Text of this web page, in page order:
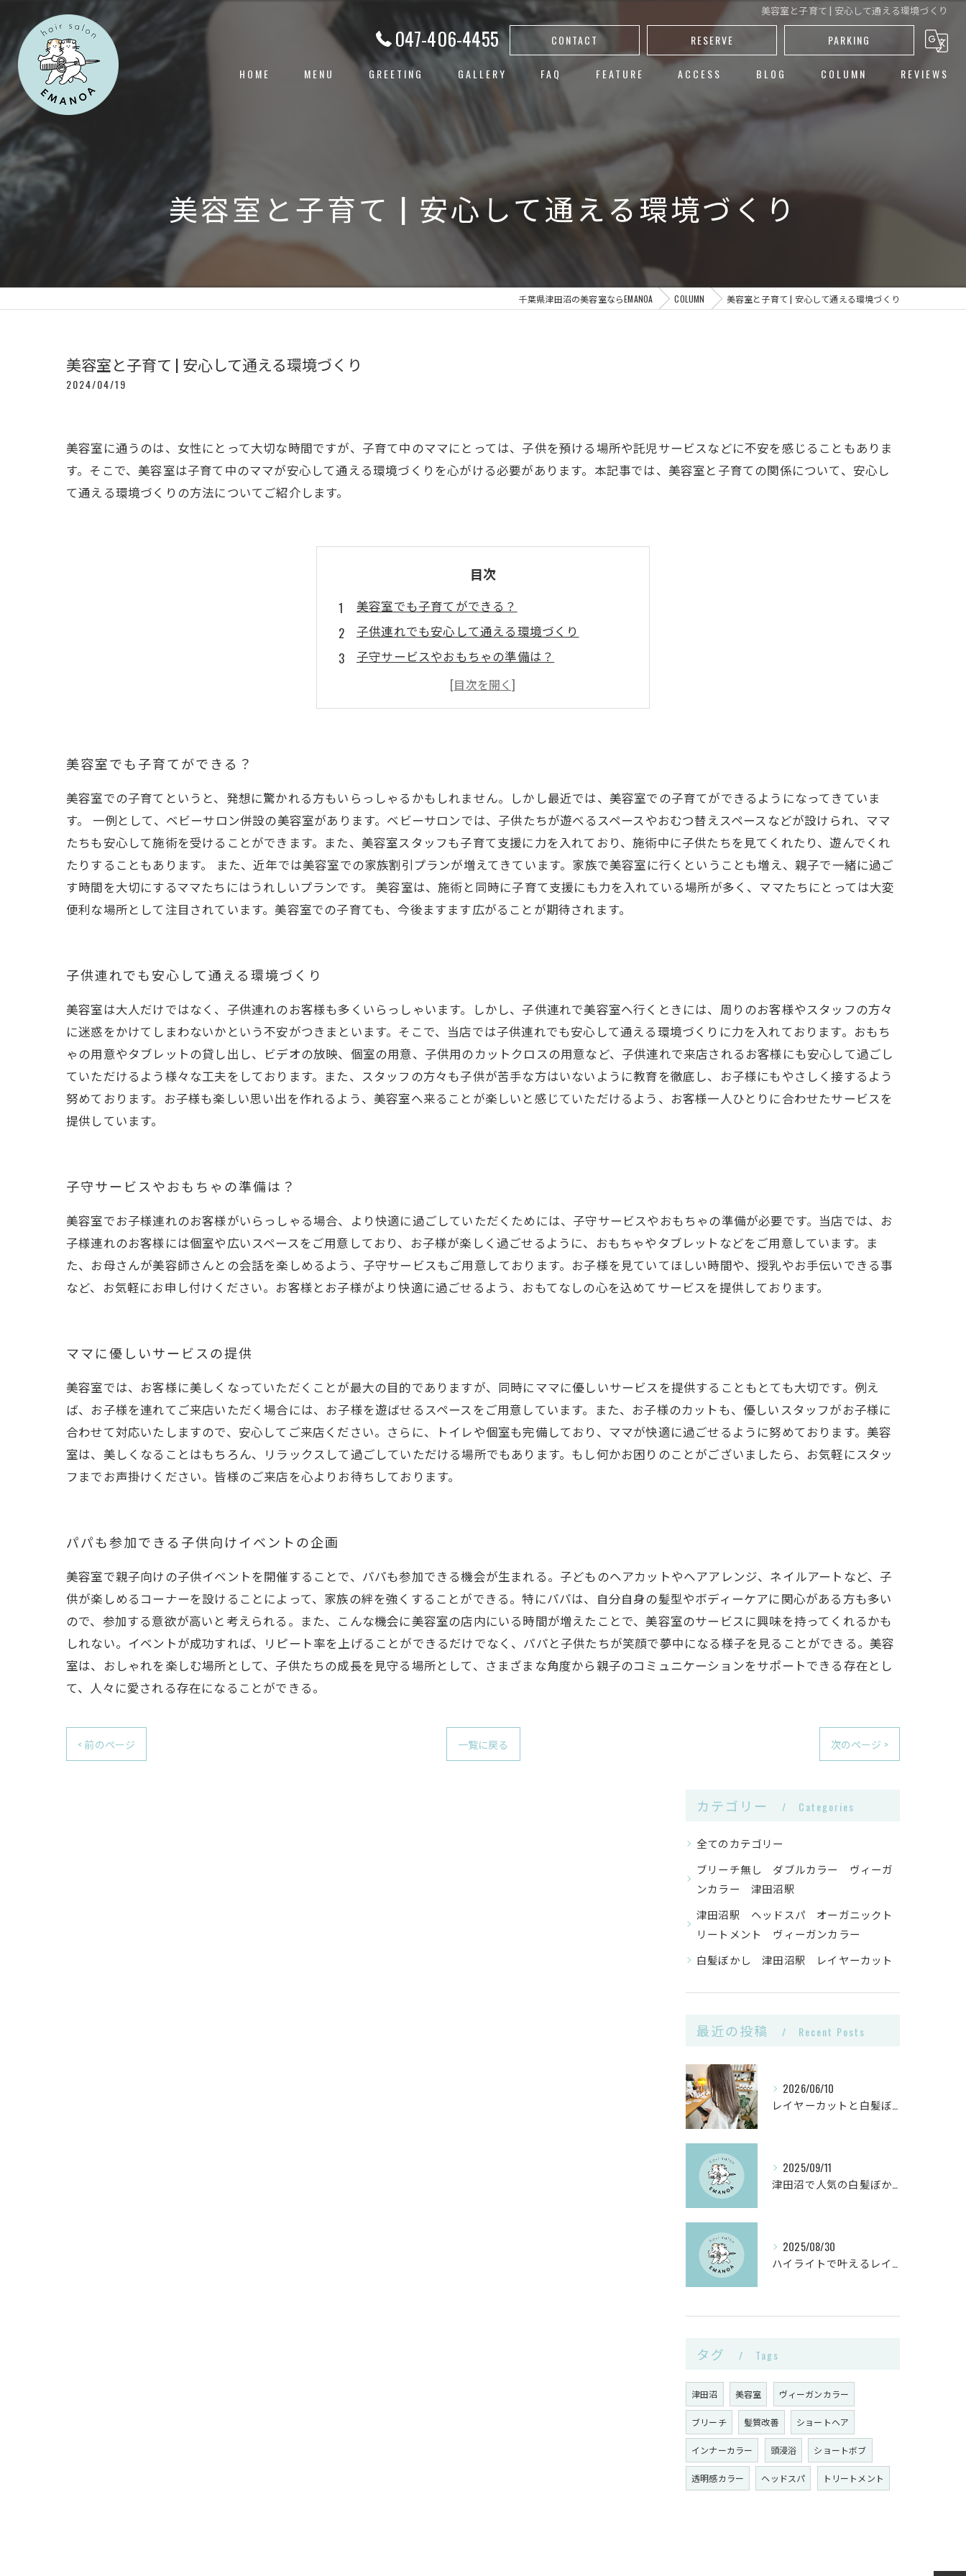
美容室と子育て | 安心して通える環境づくり
047-406-4455 CONTACT RESERVE PARKING
HOME MENU GREETING GALLERY FAQ FEATURE
ハイライト
ヘアカラー
レイヤーカット
ACCESS BLOG COLUMN REVIEWS
美容室と子育て | 安心して通える環境づくり
千葉県津田沼の美容室ならEMANOA COLUMN 美容室と子育て | 安心して通える環境づくり
美容室と子育て | 安心して通える環境づくり
2024/04/19
美容室に通うのは、女性にとって大切な時間ですが、子育て中のママにとっては、子供を預ける場所や託児サービスなどに不安を感じることもありま
す。そこで、美容室は子育て中のママが安心して通える環境づくりを心がける必要があります。本記事では、美容室と子育ての関係について、安心し
て通える環境づくりの方法についてご紹介します。
目次
美容室でも子育てができる？
子供連れでも安心して通える環境づくり
子守サービスやおもちゃの準備は？
ママに優しいサービスの提供
パパも参加できる子供向けイベントの企画
美容室でも子育てができる？
美容室での子育てというと、発想に驚かれる方もいらっしゃるかもしれません。しかし最近では、美容室での子育てができるようになってきていま
す。 一例として、ベビーサロン併設の美容室があります。ベビーサロンでは、子供たちが遊べるスペースやおむつ替えスペースなどが設けられ、ママ
たちも安心して施術を受けることができます。また、美容室スタッフも子育て支援に力を入れており、施術中に子供たちを見てくれたり、遊んでくれ
たりすることもあります。 また、近年では美容室での家族割引プランが増えてきています。家族で美容室に行くということも増え、親子で一緒に過ご
す時間を大切にするママたちにはうれしいプランです。 美容室は、施術と同時に子育て支援にも力を入れている場所が多く、ママたちにとっては大変
便利な場所として注目されています。美容室での子育ても、今後ますます広がることが期待されます。
子供連れでも安心して通える環境づくり
美容室は大人だけではなく、子供連れのお客様も多くいらっしゃいます。しかし、子供連れで美容室へ行くときには、周りのお客様やスタッフの方々
に迷惑をかけてしまわないかという不安がつきまといます。そこで、当店では子供連れでも安心して通える環境づくりに力を入れております。おもち
ゃの用意やタブレットの貸し出し、ビデオの放映、個室の用意、子供用のカットクロスの用意など、子供連れで来店されるお客様にも安心して過ごし
ていただけるよう様々な工夫をしております。また、スタッフの方々も子供が苦手な方はいないように教育を徹底し、お子様にもやさしく接するよう
努めております。お子様も楽しい思い出を作れるよう、美容室へ来ることが楽しいと感じていただけるよう、お客様一人ひとりに合わせたサービスを
提供しています。
子守サービスやおもちゃの準備は？
美容室でお子様連れのお客様がいらっしゃる場合、より快適に過ごしていただくためには、子守サービスやおもちゃの準備が必要です。当店では、お
子様連れのお客様には個室や広いスペースをご用意しており、お子様が楽しく過ごせるように、おもちゃやタブレットなどをご用意しています。ま
た、お母さんが美容師さんとの会話を楽しめるよう、子守サービスもご用意しております。お子様を見ていてほしい時間や、授乳やお手伝いできる事
など、お気軽にお申し付けください。お客様とお子様がより快適に過ごせるよう、おもてなしの心を込めてサービスを提供しております。
ママに優しいサービスの提供
美容室では、お客様に美しくなっていただくことが最大の目的でありますが、同時にママに優しいサービスを提供することもとても大切です。例え
ば、お子様を連れてご来店いただく場合には、お子様を遊ばせるスペースをご用意しています。また、お子様のカットも、優しいスタッフがお子様に
合わせて対応いたしますので、安心してご来店ください。さらに、トイレや個室も完備しており、ママが快適に過ごせるように努めております。美容
室は、美しくなることはもちろん、リラックスして過ごしていただける場所でもあります。もし何かお困りのことがございましたら、お気軽にスタッ
フまでお声掛けください。皆様のご来店を心よりお待ちしております。
パパも参加できる子供向けイベントの企画
美容室で親子向けの子供イベントを開催することで、パパも参加できる機会が生まれる。子どものヘアカットやヘアアレンジ、ネイルアートなど、子
供が楽しめるコーナーを設けることによって、家族の絆を強くすることができる。特にパパは、自分自身の髪型やボディーケアに関心がある方も多い
ので、参加する意欲が高いと考えられる。また、こんな機会に美容室の店内にいる時間が増えたことで、美容室のサービスに興味を持ってくれるかも
しれない。イベントが成功すれば、リピート率を上げることができるだけでなく、パパと子供たちが笑顔で夢中になる様子を見ることができる。美容
室は、おしゃれを楽しむ場所として、子供たちの成長を見守る場所として、さまざまな角度から親子のコミュニケーションをサポートできる存在とし
て、人々に愛される存在になることができる。
< 前のページ 一覧に戻る 次のページ >
カテゴリー Categories
全てのカテゴリー
ブリーチ無し ダブルカラー ヴィーガ
ンカラー 津田沼駅
津田沼駅 ヘッドスパ オーガニックト
リートメント ヴィーガンカラー
白髪ぼかし 津田沼駅 レイヤーカット
最近の投稿 Recent Posts
2026/06/10
レイヤーカットと白髪ぼかしカラーで千葉県船橋市の髪悩みを解決
2025/09/11
津田沼で人気の白髪ぼかしヘアサロンとは？
2025/08/30
ハイライトで叶えるレイヤーカットと白髪ぼかしのヴィーガンカラー活用術
タグ Tags
津田沼 美容室 ヴィーガンカラー
ブリーチ 髪質改善 ショートヘア
インナーカラー 頭浸浴 ショートボブ
透明感カラー ヘッドスパ トリートメント